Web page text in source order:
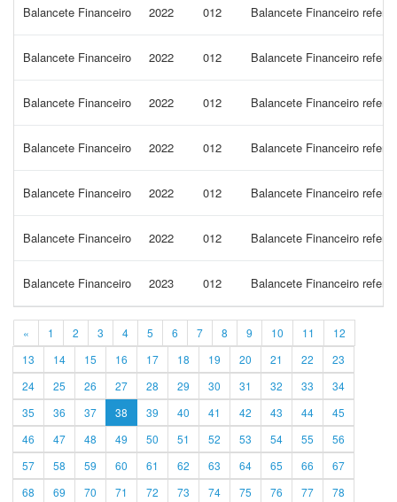
Balancete Financeiro 2022 012 Balancete Financeiro
Balancete Financeiro 2022 012 Balancete Financeiro
Balancete Financeiro 2022 012 Balancete Financeiro
Balancete Financeiro 2022 012 Balancete Financeiro
Balancete Financeiro 2022 012 Balancete Financeiro
Balancete Financeiro 2022 012 Balancete Financeiro
Balancete Financeiro 2023 012 Balancete Financeiro
« 1 2 3 4 5 6 7 8 9 10 11
12
13
14 15 16 17 18 19 20 21 22
23
24
25 26 27 28 29 30 31 32 33
34
35
36 37 38 39 40 41 42 43 44
45
46
47 48 49 50 51 52 53 54 55
56
57
58 59 60 61 62 63 64 65 66
67
68
69 70 71 72 73 74 75 76 77 78